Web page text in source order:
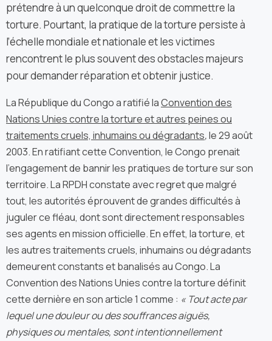
prétendre à un quelconque droit de commettre la
torture. Pourtant, la pratique de la torture persiste à
l’échelle mondiale et nationale et les victimes
rencontrent le plus souvent des obstacles majeurs
pour demander réparation et obtenir justice.
La République du Congo a ratifié laConvention des
Nations Unies contre la torture et autres peines ou
traitements cruels, inhumains ou dégradants,le 29 août
2003. En ratifiant cette Convention, le Congo prenait
l’engagement de bannir les pratiques de torture sur son
territoire. La RPDH constate avec regret que malgré
tout, les autorités éprouvent de grandes difficultés à
juguler ce fléau, dont sont directement responsables
ses agents en mission officielle. En effet, la torture, et
les autres traitements cruels, inhumains ou dégradants
demeurent constants et banalisés au Congo. La
Convention des Nations Unies contre la torture définit
cette dernière en son article 1 comme : « Tout acte par
lequel une douleur ou des souffrances aiguës,
physiques ou mentales, sont intentionnellement